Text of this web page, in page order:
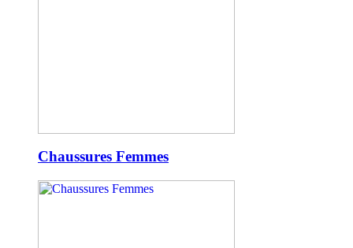
Chaussures Femmes